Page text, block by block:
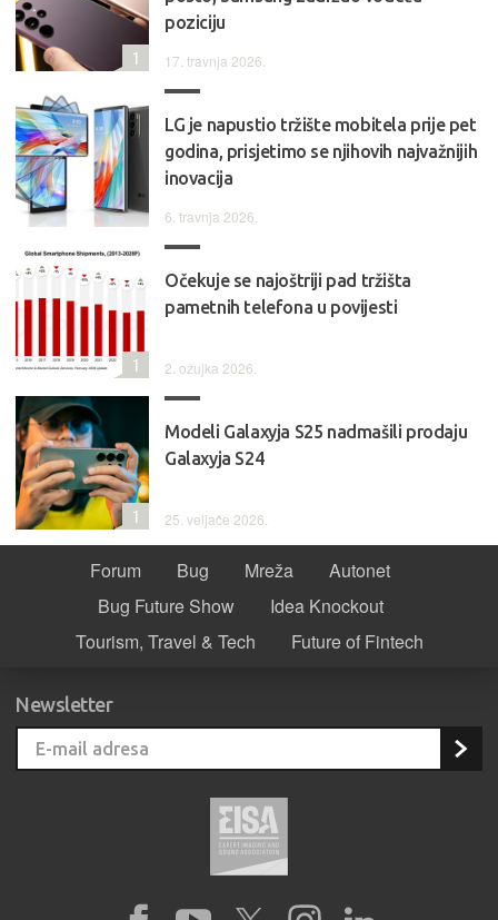
poziciju
17. travnja 2026.
1
LG je napustio tržište mobitela prije pet
godina, prisjetimo se njihovih najvažnijih
inovacija
6. travnja 2026.
Očekuje se najoštriji pad tržišta
pametnih telefona u povijesti
2. ožujka 2026.
1
Modeli Galaxyja S25 nadmašili prodaju
Galaxyja S24
25. veljače 2026.
1
Forum Bug Mreža
Autonet
Bug Future Show
Idea Knockout
Tourism, Travel & Tech
Future of Fintech
Newsletter